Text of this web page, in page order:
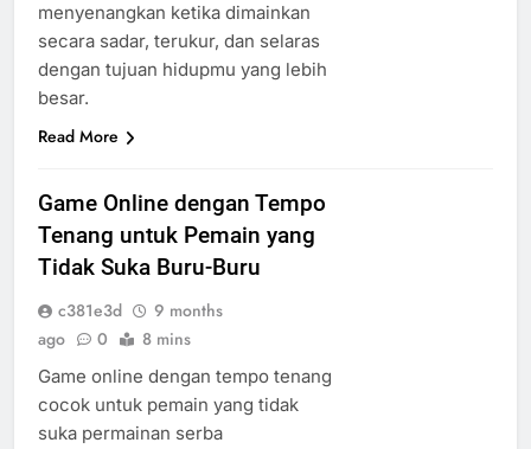
menyenangkan ketika dimainkan
secara sadar, terukur, dan selaras
dengan tujuan hidupmu yang lebih
besar.
Read More
Game Online dengan Tempo
Tenang untuk Pemain yang
Tidak Suka Buru-Buru
c381e3d
9 months
ago
0 8 mins
Game online dengan tempo tenang
cocok untuk pemain yang tidak
suka permainan serba